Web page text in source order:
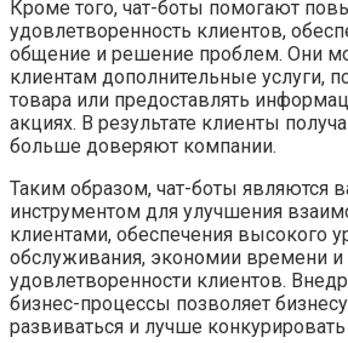
Кроме того, чат-боты помогают
удовлетворенность клиентов,
общение и решение проблем. Они
клиентам дополнительные услуги,
товара или предоставлять
акциях. В результате клиенты
больше доверяют компании.
Таким образом, чат-боты являются
инструментом для улучшения
клиентами, обеспечения высокого
обслуживания, экономии времени
удовлетворенности клиентов.
бизнес-процессы позволяет
развиваться и лучше